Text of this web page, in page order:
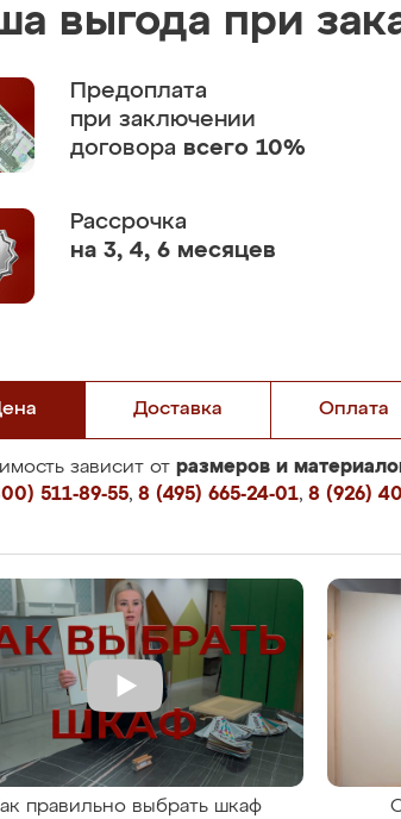
выгода при
Предоплата
при заключении
договора всего 10%
Рассрочка
на 3, 4, 6 месяцев
Доставка Оплата
зависит от размеров и
511-89-55, 8 (495) 665-24-01, 8 (926)
правильно выбрать шкаф